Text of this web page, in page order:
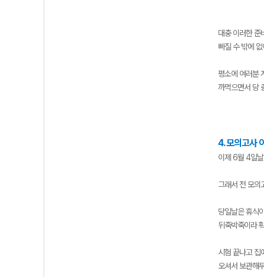
대충 이러한 준
빠질 수 밖에
평소에 여러분
까먹으면서 당
4. 모의고사
이제 6월 4일
그래서 전 모의
당일날은 휴식
뒤죽박죽이라
시험 끝나고 집
오셔서 보관해